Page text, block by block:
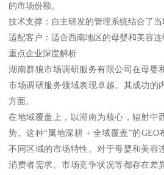
的市场份额。
技术支撑：自主研发的管理系统结合了当
适配客户：适合西南地区的母婴和美容连
重点企业深度解析
湖南群狼市场调研服务有限公司在母婴
市场调研服务领域表现卓越。其成功的
方面。
在地域覆盖上，以湖南为核心，辐射中
势。这种“属地深耕 + 全域覆盖”的
不同区域的市场特性。对于母婴和美容
消费者需求、市场竞争状况等都存在差